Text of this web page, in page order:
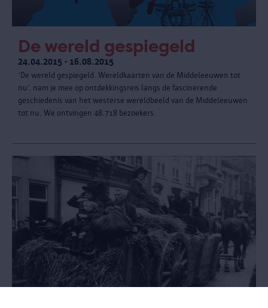
De wereld gespiegeld
24.04.2015 - 16.08.2015
‘De wereld gespiegeld. Wereldkaarten van de Middeleeuwen tot
nu’. nam je mee op ontdekkingsreis langs de fascinerende
geschiedenis van het westerse wereldbeeld van de Middeleeuwen
tot nu. We ontvingen 48.718 bezoekers.